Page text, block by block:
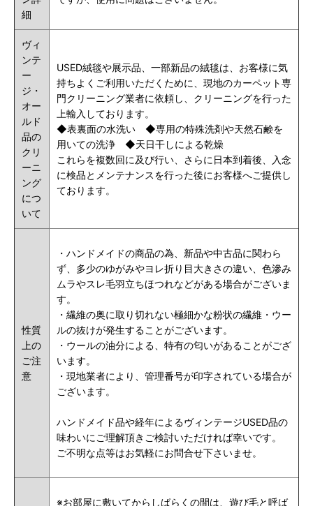
細
ヴィ
ンテ
ー
ジ・
オー
ルド
品の
クリ
ーニ
ング
につ
いて
USED絨毯や展示品、一部新品の絨毯は、 お客様に気
持ちよくご利用いただくために、現地のカーペット専
門クリーニング業者に依頼し、クリーニングを行った
上輸入しております。
◆表裏面の水洗い ◆専用の特殊洗剤や天然石鹸を
用いての洗浄 ◆天日干しによる乾燥
これらを複数回に及び行い、さらに日本到着後、入念
に検品とメンテナンスを行った後にお客様へご提供し
ております。
性質
上の
ご注
意
・ハンドメイドの商品の為、新品や中古品に関わら
ず、 多少のゆがみやヨレ折り目大きさの違い、色滲み
ムラやスレ毛羽立ちほつれなどがある場合がございま
す。
・繊維の奥に取り切れない極細かな粉状の繊維・ウー
ルの抜けが発生することがございます。
・ウールの油分による、特有の匂いがあることがござ
います。
・現地業者により、管理番号が印字されている場合が
ございます。
ハンドメイド品や経年によるヴィンテージUSED品の
味わいにご理解頂きご検討いただければ幸いです。
ご不明な点等はお気軽にお問合せ下さいませ。
※お部屋に敷いてからしばらくの間は、遊び毛と呼ば